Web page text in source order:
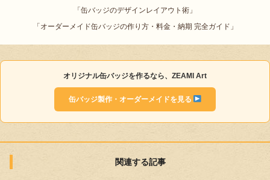
「 缶バッジのデザインレイアウト術 」
「 オーダーメイド缶バッジの作り方・料金・納期 完全ガイド 」
オリジナル缶バッジを作るなら、ZEAMI Art
缶バッジ製作・オーダーメイドを見る
関連する記事